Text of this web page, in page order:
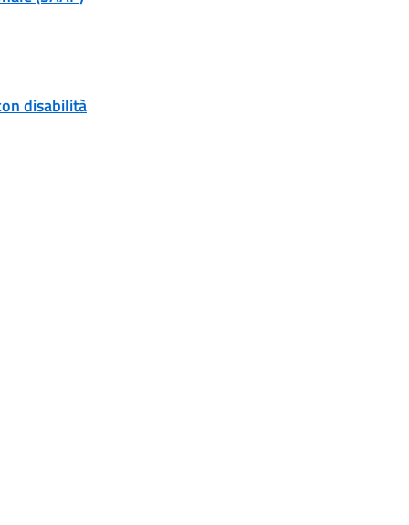
disabilità